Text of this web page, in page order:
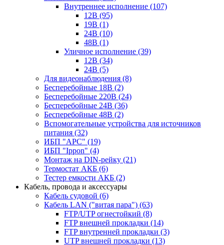
Внутреннее исполнение (107)
12В (95)
19В (1)
24В (10)
48В (1)
Уличное исполнение (39)
12В (34)
24В (5)
Для видеонаблюдения (8)
Бесперебойные 18В (2)
Бесперебойные 220В (24)
Бесперебойные 24В (36)
Бесперебойные 48В (2)
Вспомогательные устройства для источников
питания (32)
ИБП "APC" (19)
ИБП "Ippon" (4)
Монтаж на DIN-рейку (21)
Термостат АКБ (6)
Тестер емкости АКБ (2)
Кабель, провода и аксессуары
Кабель судовой (6)
Кабель LAN ("витая пара") (63)
FTP/UTP огнестойкий (8)
FTP внешней прокладки (14)
FTP внутренней прокладки (3)
UTP внешней прокладки (13)